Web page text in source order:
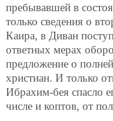
пребывавшей в
только сведения о
Каира, в Диван
ответных мерах
предложение о
христиан. И только
Ибрахим-бея спасло
числе и коптов, от